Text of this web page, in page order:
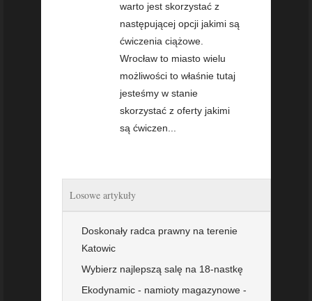
warto jest skorzystać z
następującej opcji jakimi są
ćwiczenia ciążowe.
Wrocław to miasto wielu
możliwości to właśnie tutaj
jesteśmy w stanie
skorzystać z oferty jakimi
są ćwiczen...
Losowe artykuły
Doskonały radca prawny na terenie
Katowic
Wybierz najlepszą salę na 18-nastkę
Ekodynamic - namioty magazynowe -